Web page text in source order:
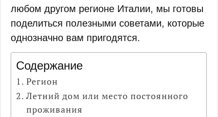
любом другом регионе Италии, мы готовы
поделиться полезными советами, которые
однозначно вам пригодятся.
Содержание
Регион
Летний дом или место постоянного
проживания